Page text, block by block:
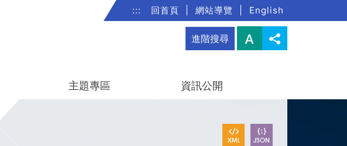
::: 回首頁 網站導覽 English
進階搜尋
主題專區 資訊公開